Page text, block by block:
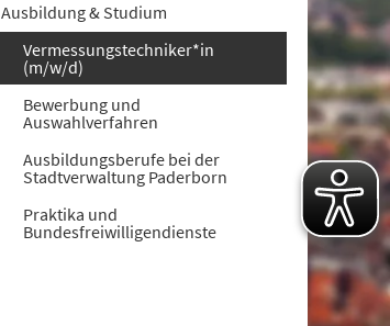
Ausbildung & Studium
Vermessungstechniker*in
(m/w/d)
Bewerbung und
Auswahlverfahren
Ausbildungsberufe bei der
Stadtverwaltung Paderborn
Praktika und
Bundesfreiwilligendienste